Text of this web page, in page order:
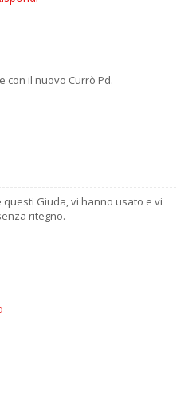
con il nuovo Currò Pd.
questi Giuda, vi hanno usato e vi
ritegno.